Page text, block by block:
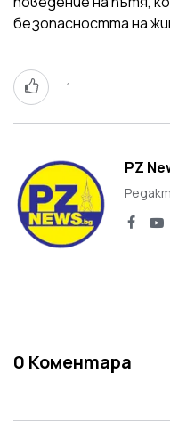
безопасността на
1
PZ
0 Коментара